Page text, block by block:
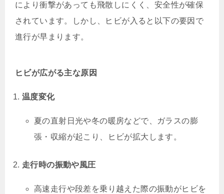
により衝撃があっても飛散しにくく、安全性が確保
されています。しかし、ヒビが入ると以下の要因で
進行が早まります。
ヒビが広がる主な原因
温度変化
夏の直射日光や冬の暖房などで、ガラスの膨
張・収縮が起こり、ヒビが拡大します。
走行時の振動や風圧
高速走行や段差を乗り越えた際の振動がヒビを